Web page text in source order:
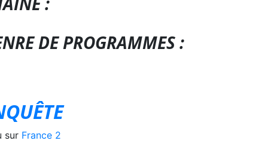
DE PROGRAMMES :
sur France 2